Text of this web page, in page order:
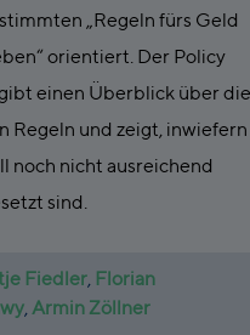
„Regeln fürs Geld
orientiert. Der Policy
einen Überblick über die
Regeln und zeigt, inwiefern
noch nicht ausreichend
sind.
Fiedler, Florian
,Armin Zöllner